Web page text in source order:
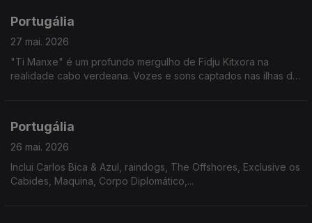
Portugália
27 mai. 2026
"Ti Manxe" é um profundo mergulho de Fidju Kitxora na
realidade cabo verdeana. Vozes e sons captados nas ilhas de
Portugália
26 mai. 2026
Inclui Carlos Bica & Azul, raindogs, The Offshores, Exclusive os
Cabides, Maquina, Corpo Diplomático,...